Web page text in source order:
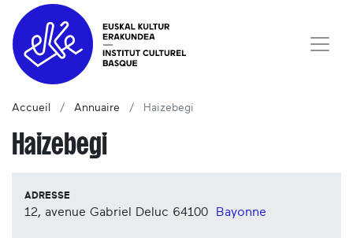
Accueil Annuaire Haizebegi
Haizebegi
ADRESSE
12, avenue Gabriel Deluc 64100 Bayonne